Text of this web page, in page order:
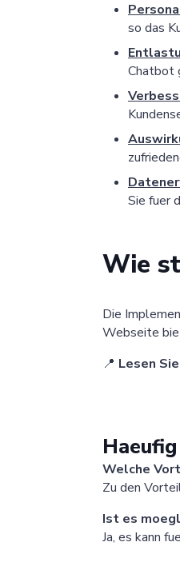
so das
Chatbot
Sie fuer
Wie
Die
Webseite
📍 Lesen
Welche
Zu den
Ist es
Ja, es kann